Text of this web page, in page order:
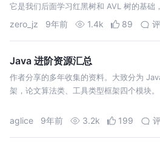
它是我们后面学习红黑树和 AVL 树的基础
们就先来看一下二叉查找树的实现原理。
zero_jz 9年前 1.4k 89
Java 进阶资源汇总
作者分享的多年收集的资料。大致分为
架，论文算法类、工具类型框架四个模块。
aglice 9年前 3.2k 199